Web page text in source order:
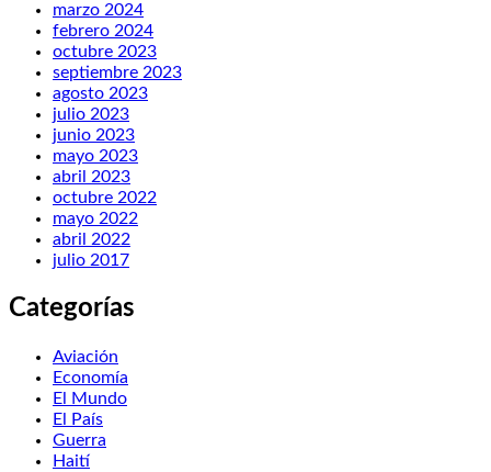
marzo 2024
febrero 2024
octubre 2023
septiembre 2023
agosto 2023
julio 2023
junio 2023
mayo 2023
abril 2023
octubre 2022
mayo 2022
abril 2022
julio 2017
Categorías
Aviación
Economía
El Mundo
El País
Guerra
Haití